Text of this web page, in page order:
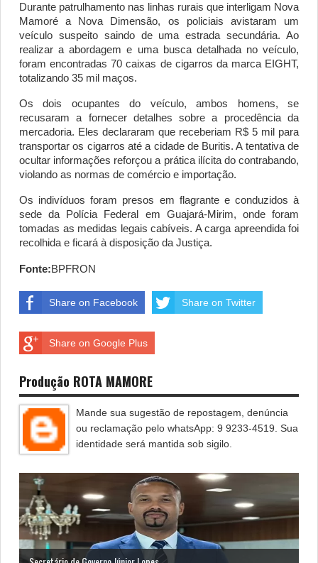
Durante patrulhamento nas linhas rurais que interligam Nova
Mamoré a Nova Dimensão, os policiais avistaram um
veículo suspeito saindo de uma estrada secundária. Ao
realizar a abordagem e uma busca detalhada no veículo,
foram encontradas 70 caixas de cigarros da marca EIGHT,
totalizando 35 mil maços.
Os dois ocupantes do veículo, ambos homens, se
recusaram a fornecer detalhes sobre a procedência da
mercadoria. Eles declararam que receberiam R$ 5 mil para
transportar os cigarros até a cidade de Buritis. A tentativa de
ocultar informações reforçou a prática ilícita do contrabando,
violando as normas de comércio e importação.
Os indivíduos foram presos em flagrante e conduzidos à
sede da Polícia Federal em Guajará-Mirim, onde foram
tomadas as medidas legais cabíveis. A carga apreendida foi
recolhida e ficará à disposição da Justiça.
Fonte:BPFRON
Share on Facebook Share on Twitter
Share on Google Plus
Produção ROTA MAMORE
Mande sua sugestão de repostagem, denúncia
ou reclamação pelo whatsApp: 9 9233-4519. Sua
identidade será mantida sob sigilo.